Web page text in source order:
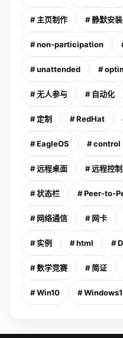
# 主页制作 # 静默安装
# non-participation
# unattended #
# 无人参与 # 自动化
# 定制 # RedHat
# EagleOS # control
# 远程桌面 # 远程控制
# 状态栏 # Peer-to-
# 网络通信 # 网卡
# 实例 # html #
# 数学竞赛 # 简证
# Win10 #